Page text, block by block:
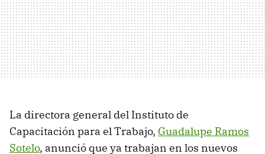
La directora general del Instituto de
Capacitación para el Trabajo, Guadalupe Ramos
Sotelo, anunció que ya trabajan en los nuevos